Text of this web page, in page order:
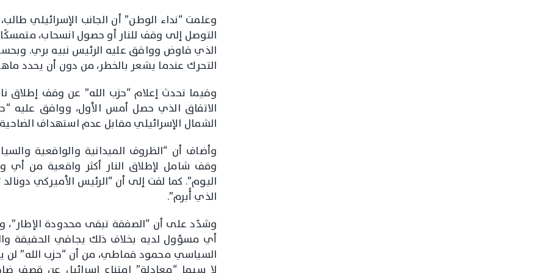
وعلمت “نداء الوطن” أن الجانب الإسرائيلي
الذي فاوض ووافق عليه الرئيس نبيه بري.
التحرك عندما يشعر بالخطر، من دون أن يحدد
وفيما تحدث إعلام “حزب الله” عن وقف إطلاق
الاتفاق الذي حصل أمس الأول، ووافق عليه
الشمال الإسرائيلي مقابل عدم استهداف
وأضاف أن “الظروف الميدانية والواقعية
وقف شامل لإطلاق النار أكثر واقعية من أي
اليوم”. كما لفت إلى أن “الرئيس الأميركي
الذي أُبرم”.
وشدّد على أن “الصفقة تبقى محدودة الإطار”،
أي مسؤول لديه بخلاف ذلك يجافي الحقيقة
السياسي محمود قماطي، من أن “حزب الله” لن